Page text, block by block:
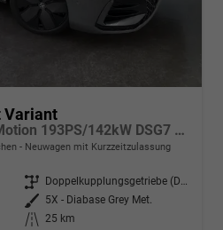
Variant
R-Line 2.0 TDI SCR 4Motion 193PS/142kW DSG7 2026 | +AHK +PANO +Black Style +19" Schwarz LM +360 & RFK +TravelAssist
Neuwagen mit Kurzzeitzulassung
Getriebe
Doppelkupplungsgetriebe (DSG)
Außenfarbe
5X - Diabase Grey Met.
Kilometerstand
25 km